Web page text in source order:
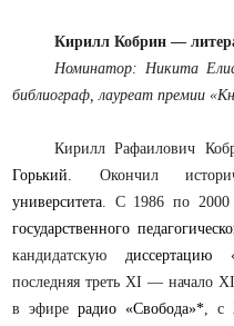
Кирилл Кобрин —
Номинатор: Никита
библиограф, лауреат премии
Кирилл Рафаилович
Горький. Окончил
университета. С 1986 по 2000
государственного
кандидатскую диссертацию
последняя треть XI — начало
в эфире радио «Свобода»*, с